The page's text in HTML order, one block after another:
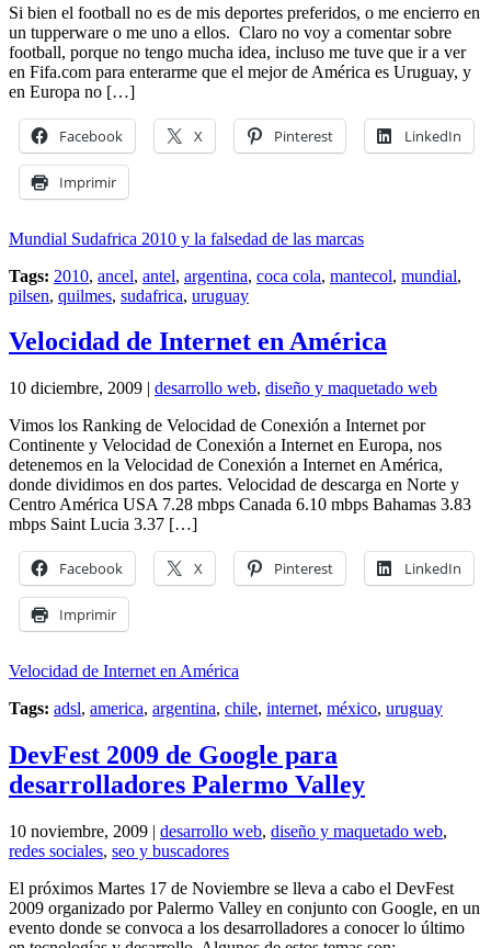
Si bien el football no es de mis deportes preferidos, o me encierro en
un tupperware o me uno a ellos. Claro no voy a comentar sobre
football, porque no tengo mucha idea, incluso me tuve que ir a ver
en Fifa.com para enterarme que el mejor de América es Uruguay, y
en Europa no […]
Facebook X Pinterest LinkedIn
Imprimir
Mundial Sudafrica 2010 y la falsedad de las marcas
Tags: 2010, ancel, antel, argentina, coca cola, mantecol, mundial,
pilsen, quilmes, sudafrica, uruguay
Velocidad de Internet en América
10 diciembre, 2009 | desarrollo web, diseño y maquetado web
Vimos los Ranking de Velocidad de Conexión a Internet por
Continente y Velocidad de Conexión a Internet en Europa, nos
detenemos en la Velocidad de Conexión a Internet en América,
donde dividimos en dos partes. Velocidad de descarga en Norte y
Centro América USA 7.28 mbps Canada 6.10 mbps Bahamas 3.83
mbps Saint Lucia 3.37 […]
Facebook X Pinterest LinkedIn
Imprimir
Velocidad de Internet en América
Tags: adsl, america, argentina, chile, internet, méxico, uruguay
DevFest 2009 de Google para
desarrolladores Palermo Valley
10 noviembre, 2009 | desarrollo web, diseño y maquetado web,
redes sociales, seo y buscadores
El próximos Martes 17 de Noviembre se lleva a cabo el DevFest
2009 organizado por Palermo Valley en conjunto con Google, en un
evento donde se convoca a los desarrolladores a conocer lo último